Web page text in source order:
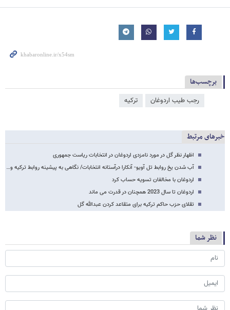
برچسب‌ها
رجب طیب اردوغان ترکیه
خبرهای مرتبط
اظهار نظر گل در مورد نامزدی اردوغان در انتخابات ریاست جمهوری
آب شدن یخ روابط تل آویو- آنکارا درآستانه انتخابات/ نگاهی به پیشینه روابط ترکیه و…
اردوغان با مخالفان تسویه حساب کرد
اردوغان تا سال 2023 همچنان در قدرت می ماند
تقلای حزب حاکم ترکیه برای متقاعد کردن عبدالله گل
نظر شما